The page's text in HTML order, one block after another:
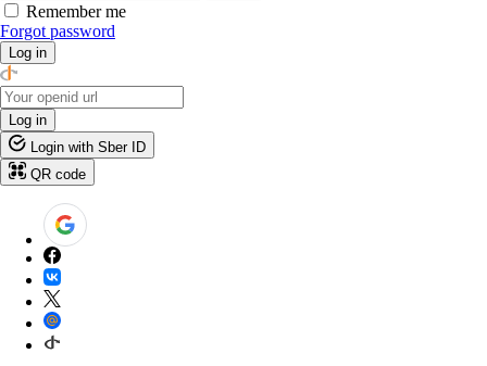
Remember me
Forgot password
Log in
Log in
Login with Sber ID
QR code